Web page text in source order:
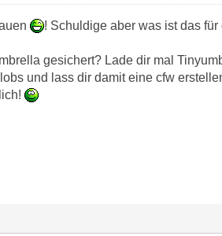
! Schuldige aber was ist das
gesichert? Lade dir mal
und lass dir damit eine cfw